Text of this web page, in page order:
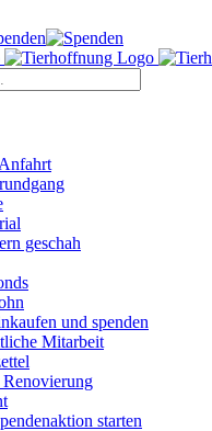
geschah
und spenden
Mitarbeit
starten